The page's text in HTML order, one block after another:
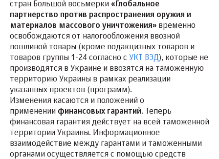
стран Большой восьмерки «Глобальное
партнерство против распространения оружия и
материалов массового уничтожения» временно
освобождаются от налогообложения ввозной
пошлиной товары (кроме подакцизных товаров и
товаров группы 1-24 согласно c УКТ ВЭД), которые не
производятся в Украине и ввозятся на таможенную
территорию Украины в рамках реализации
указанных проектов (программ).
Изменения касаются и положений о
применении финансовых гарантий. Теперь
финансовая гарантия действует на всей таможенной
территории Украины. Информационное
взаимодействие между гарантами и таможенными
органами осуществляется с помощью средств